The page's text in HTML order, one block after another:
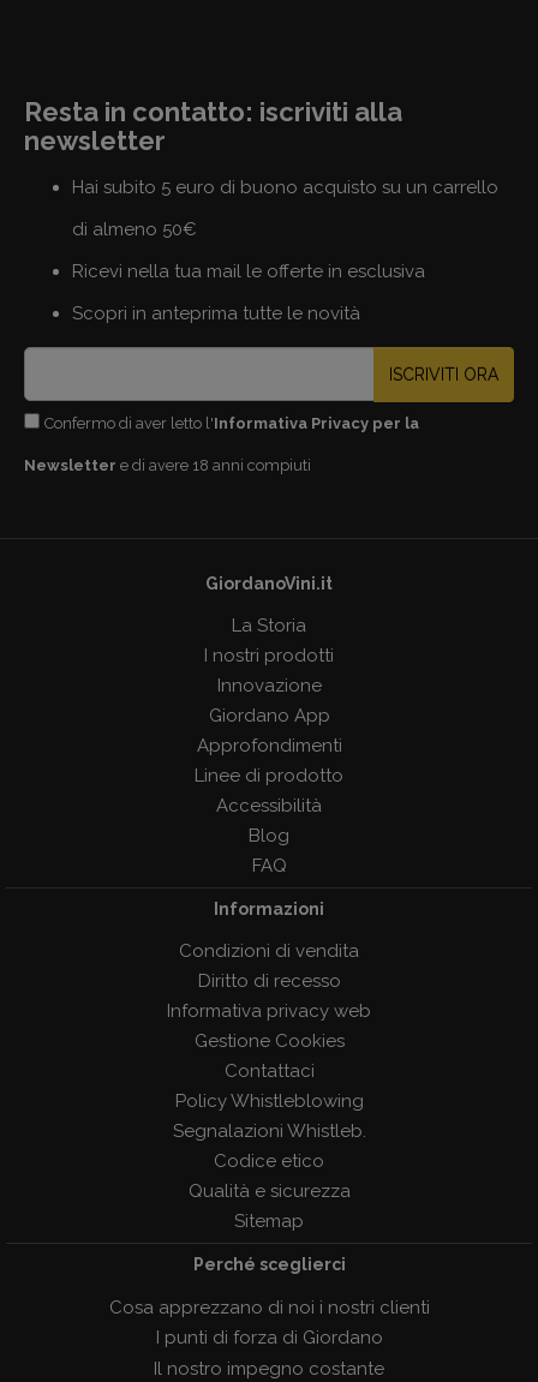
Resta in contatto: iscriviti alla
newsletter
Hai subito 5 euro di buono acquisto su un carrello
di almeno 50€
Ricevi nella tua mail le offerte in esclusiva
Scopri in anteprima tutte le novità
ISCRIVITI ORA
Confermo di aver letto l'Informativa Privacy per la
Newsletter e di avere 18 anni compiuti
GiordanoVini.it
La Storia
I nostri prodotti
Innovazione
Giordano App
Approfondimenti
Linee di prodotto
Accessibilità
Blog
FAQ
Informazioni
Condizioni di vendita
Diritto di recesso
Informativa privacy web
Gestione Cookies
Contattaci
Policy Whistleblowing
Segnalazioni Whistleb.
Codice etico
Qualità e sicurezza
Sitemap
Perché sceglierci
Cosa apprezzano di noi i nostri clienti
I punti di forza di Giordano
Il nostro impegno costante